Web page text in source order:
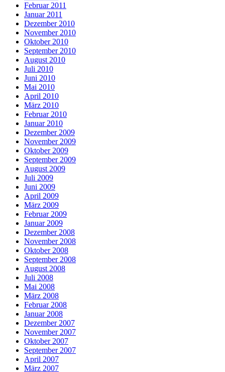
Februar 2011
Januar 2011
Dezember 2010
November 2010
Oktober 2010
September 2010
August 2010
Juli 2010
Juni 2010
Mai 2010
April 2010
März 2010
Februar 2010
Januar 2010
Dezember 2009
November 2009
Oktober 2009
September 2009
August 2009
Juli 2009
Juni 2009
April 2009
März 2009
Februar 2009
Januar 2009
Dezember 2008
November 2008
Oktober 2008
September 2008
August 2008
Juli 2008
Mai 2008
März 2008
Februar 2008
Januar 2008
Dezember 2007
November 2007
Oktober 2007
September 2007
April 2007
März 2007